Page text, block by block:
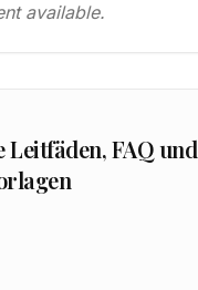
available.
Leitfäden, FAQ und